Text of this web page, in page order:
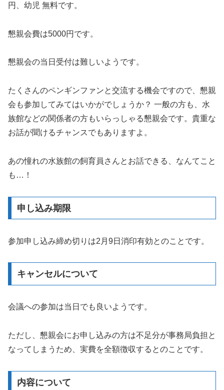
円、幼児 無料です。
懇親会費は5000円です。
懇親会の当日受付は難しいようです。
たくさんのペンギンファンと交流する機会ですので、懇親
会も参加してみてはいかがでしょうか？ 一般の方も、水
族館などの関係者の方もいらっしゃる懇親会です。貴重な
お話が聞けるチャンスでもありますよ。
あの憧れの水族館の飼育員さんとお話できる、なんてこと
も…！
申し込み期限
参加申し込み締め切りは2月9日消印有効とのことです。
キャンセルについて
会議への参加は当日でも良いようです。
ただし、懇親会にお申し込みの方は不足分が事務局負担と
なってしまうため、実費を全額徴収するとのことです。
内容について